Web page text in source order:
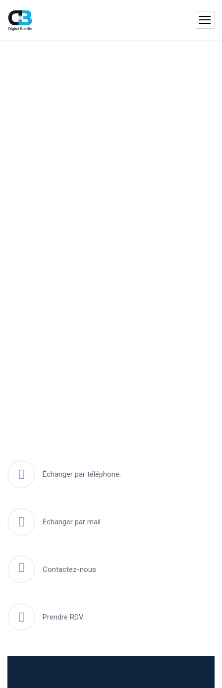
Échanger par téléphone.
Échanger par mail.
Contactez-nous
Prendre RDV